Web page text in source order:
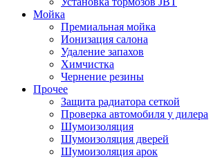
Мойка
Премиальная мойка
Ионизация салона
Удаление запахов
Химчистка
Чернение резины
Прочее
Защита радиатора сеткой
Проверка автомобиля у дилера
Шумоизоляция
Шумоизоляция дверей
Шумоизоляция арок